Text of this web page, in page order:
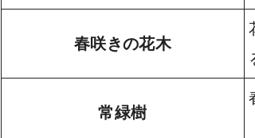
春咲きの花木
常緑樹